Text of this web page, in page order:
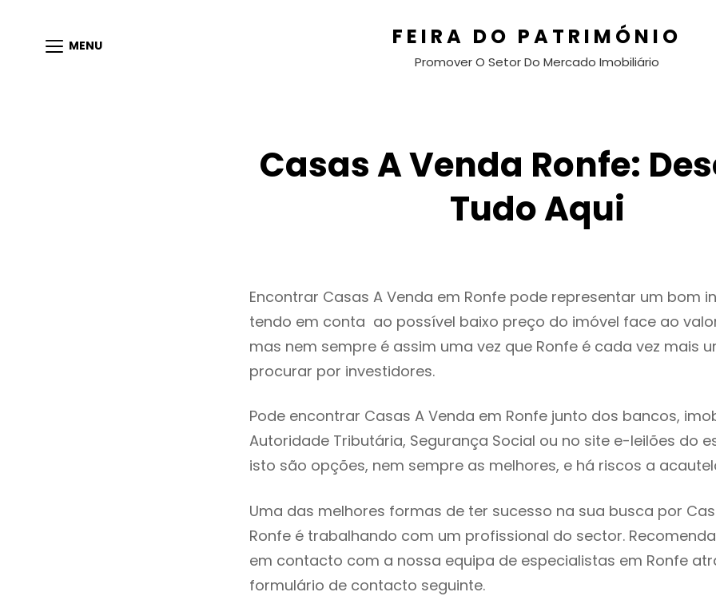
MENU FEIRA DO PATRIMÓNIO
Promover O Setor Do Mercado Imobiliário
Casas A Venda Ronfe:
Tudo Aqui
Encontrar Casas A Venda em Ronfe pode representar um bom
tendo em conta ao possível baixo preço do imóvel face ao
mas nem sempre é assim uma vez que Ronfe é cada vez mais
procurar por investidores.
Pode encontrar Casas A Venda em Ronfe junto dos bancos,
Autoridade Tributária, Segurança Social ou no site e-leilões do
isto são opções, nem sempre as melhores, e há riscos a
Uma das melhores formas de ter sucesso na sua busca por
Ronfe é trabalhando com um profissional do sector.
em contacto com a nossa equipa de especialistas em Ronfe
formulário de contacto seguinte.